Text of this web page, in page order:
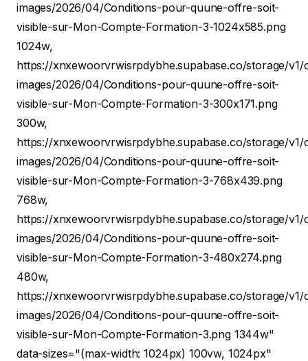
images/2026/04/Conditions-pour-quune-offre-soit-
visible-sur-Mon-Compte-Formation-3-1024x585.png
1024w,
https://xnxewoorvrwisrpdybhe.supabase.co/storage/
images/2026/04/Conditions-pour-quune-offre-soit-
visible-sur-Mon-Compte-Formation-3-300x171.png
300w,
https://xnxewoorvrwisrpdybhe.supabase.co/storage/
images/2026/04/Conditions-pour-quune-offre-soit-
visible-sur-Mon-Compte-Formation-3-768x439.png
768w,
https://xnxewoorvrwisrpdybhe.supabase.co/storage/
images/2026/04/Conditions-pour-quune-offre-soit-
visible-sur-Mon-Compte-Formation-3-480x274.png
480w,
https://xnxewoorvrwisrpdybhe.supabase.co/storage/
images/2026/04/Conditions-pour-quune-offre-soit-
visible-sur-Mon-Compte-Formation-3.png 1344w"
data-sizes="(max-width: 1024px) 100vw, 1024px"